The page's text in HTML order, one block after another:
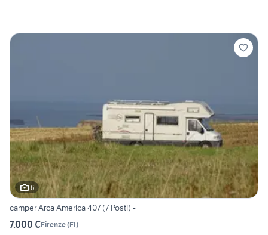
6
camper Arca America 407 (7 Posti) -
7.000 €Firenze(FI)